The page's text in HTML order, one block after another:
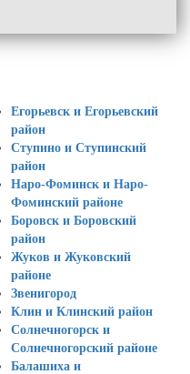
Егорьевск и Егорьевский
район
Ступино и Ступинский
район
Наро-Фоминск и Наро-
Фоминский районе
Боровск и Боровский
район
Жуков и Жуковский
районе
Звенигород
Клин и Клинский район
Солнечногорск и
Солнечногорский районе
Балашиха и